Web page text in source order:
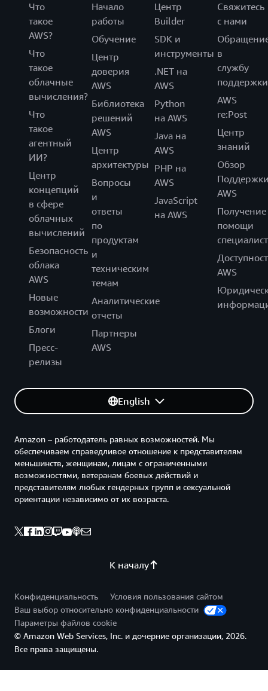
Что
такое
AWS?
Что
такое
облачные
вычисления?
Что
такое
агентный
ИИ?
Центр
концепций
в сфере
облачных
вычислений
Безопасность
облака
AWS
Новые
возможности
Блоги
Пресс-
релизы
Начало
работы
Обучение
Центр
доверия
AWS
Библиотека
решений
AWS
Центр
архитектуры
Вопросы
и
ответы
по
продуктам
и
техническим
темам
Аналитические
отчеты
Партнеры
AWS
Центр
Builder
SDK и
инструменты
.NET на
AWS
Python
на AWS
Java на
AWS
PHP на
AWS
JavaScript
на AWS
Свяжитесь
с нами
в
службу
поддержки
AWS
re:Post
Центр
знаний
Обзор
AWS
Получение
помощи
AWS
English
К началу
Amazon – работодатель равных возможностей. Мы
обеспечиваем справедливое отношение к представителям
меньшинств, женщинам, лицам с ограниченными
возможностями, ветеранам боевых действий и
представителям любых гендерных групп и сексуальной
ориентации независимо от их возраста.
Конфиденциальность
Условия пользования сайтом
Ваш выбор относительно конфиденциальности
Параметры файлов cookie
© Amazon Web Services, Inc. и дочерние организации, 2026.
Все права защищены.